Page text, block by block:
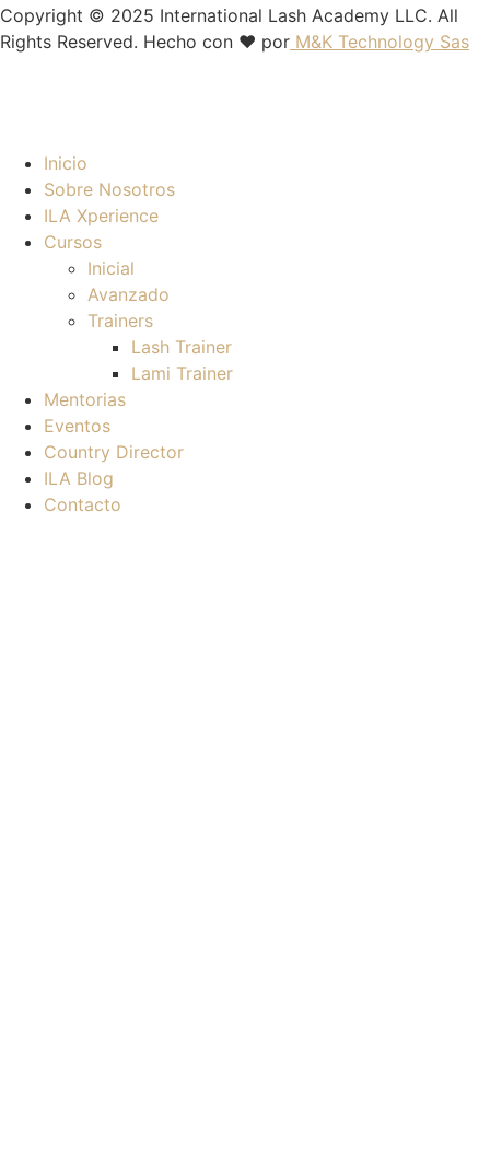
Copyright © 2025 International Lash Academy LLC. All
Rights Reserved. Hecho con ❤️ por M&K Technology Sas
Inicio
Sobre Nosotros
ILA Xperience
Cursos
Inicial
Avanzado
Trainers
Lash Trainer
Lami Trainer
Mentorias
Eventos
Country Director
ILA Blog
Contacto